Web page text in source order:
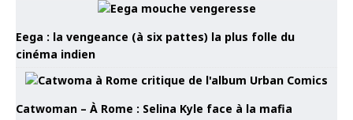
Eega : la vengeance (à six pattes) la plus folle du
cinéma indien
Catwoman – À Rome : Selina Kyle face à la mafia